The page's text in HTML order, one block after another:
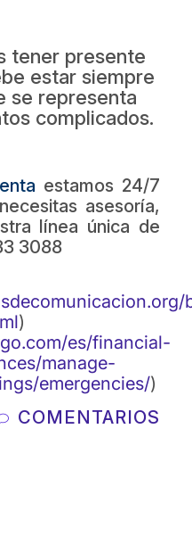
tener presente
estar siempre
se representa
complicados.
estamos 24/7
asesoría,
línea única de
3088
)
es/financial-
manage-
emergencies/)
COMENTARIOS